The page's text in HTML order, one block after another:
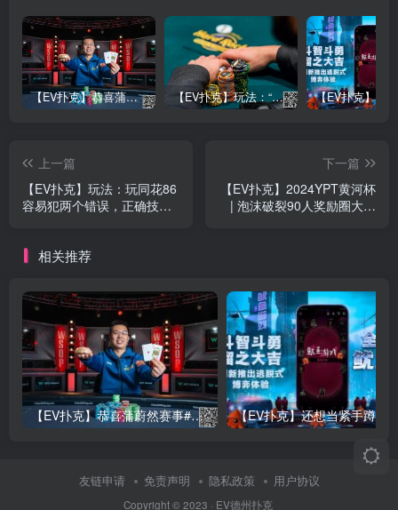
【EV扑克】恭喜蒲蔚然赛事#65夺冠，收获国人2023WSOP第六条金手链，奖金93万刀！ 【EV扑克】玩法：“松弱鱼/松凶鱼打法”的基本攻略
上一篇
【EV扑克】玩法：玩同花86
容易犯两个错误，正确技巧
下一篇
【EV扑克】2024YPT黄河杯
| 泡沫破裂90人奖励圈大门
相关推荐
【EV扑克】恭喜蒲蔚然赛事#65夺冠，收获国人2023WSOP第六条金手链，奖金93万刀！
友链申请 免责声明 隐私政策 用户协议
Copyright © 2023 · EV德州扑克